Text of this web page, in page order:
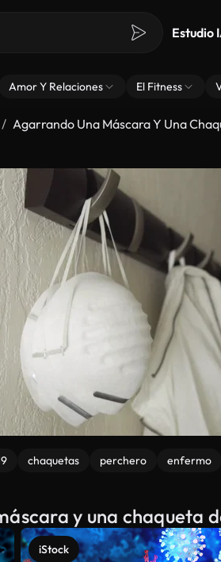
Estudio
Amor Y Relaciones El Fitness
Agarrando Una Máscara Y Una
chaquetas perchero enfermo
y una chaqueta
iStock